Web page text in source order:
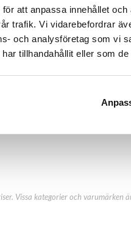
att anpassa innehållet
trafik. Vi vidarebefordrar
och analysföretag som vi
tillhandahållit eller som
direkt
Vissa kategorier och varumärken